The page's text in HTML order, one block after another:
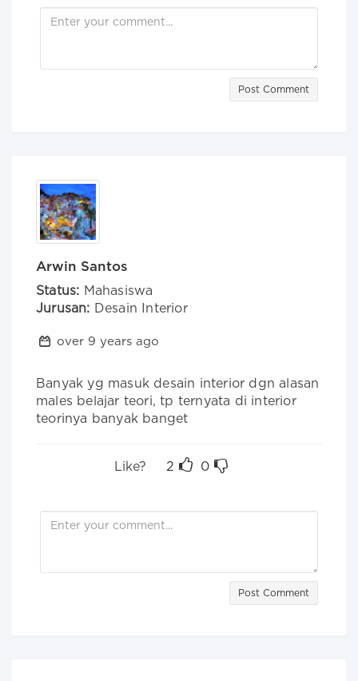
Post Comment
Arwin Santos
Status: Mahasiswa
Jurusan: Desain Interior
over 9 years ago
Banyak yg masuk desain interior dgn alasan
males belajar teori, tp ternyata di interior
teorinya banyak banget
Like? 2 0
Post Comment